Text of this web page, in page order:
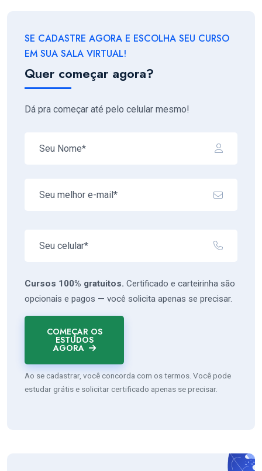
SE CADASTRE AGORA E ESCOLHA SEU CURSO
EM SUA SALA VIRTUAL!
Quer começar agora?
Dá pra começar até pelo celular mesmo!
Cursos 100% gratuitos. Certificado e carteirinha são
opcionais e pagos — você solicita apenas se precisar.
COMEÇAR OS
ESTUDOS
AGORA
Ao se cadastrar, você concorda com os termos. Você pode
estudar grátis e solicitar certificado apenas se precisar.